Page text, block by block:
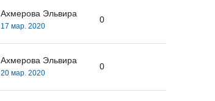
Ахмерова Эльвира
17 мар. 2020
0
Ахмерова Эльвира
20 мар. 2020
0